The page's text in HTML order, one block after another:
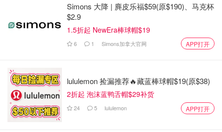
Simons 大降 | 麂皮乐福$59(原$190)、马克杯
$2.9
1.5折起 NewEra棒球帽$19
6 1 Simons加拿大官网 APP打开
lululemon 捡漏推荐🔥藏蓝棒球帽$19(原$38)
2折起 泡沫蓝鸭舌帽$29补货
24 5 lululemon APP打开